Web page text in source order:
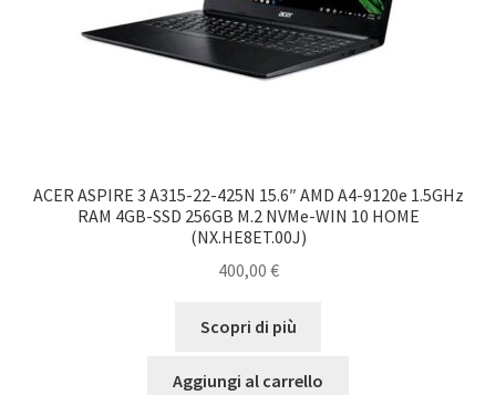
ACER ASPIRE 3 A315-22-425N 15.6″ AMD A4-9120e 1.5GHz
RAM 4GB-SSD 256GB M.2 NVMe-WIN 10 HOME
(NX.HE8ET.00J)
400,00 €
Scopri di più
Aggiungi al carrello